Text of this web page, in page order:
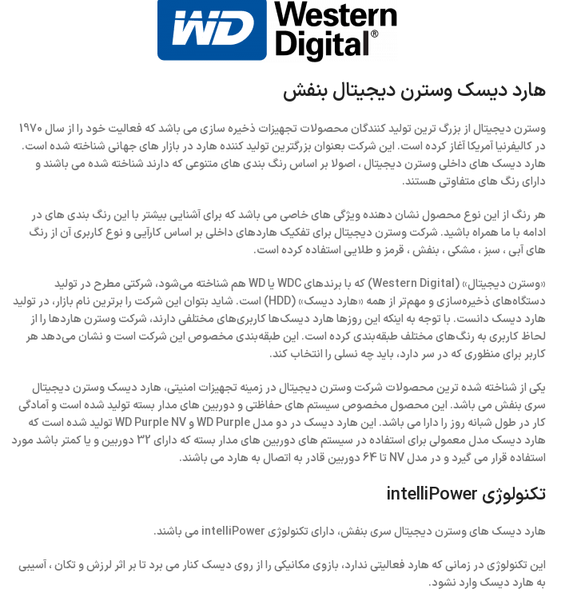
هارد دیسک وسترن دیجیتال بنفش
وسترن دیجیتال از بزرگ ترین تولید کنندگان محصولات تجهیزات ذخیره سازی می باشد که فعالیت خود را از سال 1970
در کالیفرنیا آمریکا آغاز کرده است. این شرکت بعنوان بزرگترین تولید کننده هارد در بازار های جهانی شناخته شده است.
هارد دیسک های داخلی وسترن دیجیتال ، اصولا بر اساس رنگ بندی های متنوعی که دارند شناخته شده می باشند و
دارای رنگ های متفاوتی هستند.
هر رنگ از این نوع محصول نشان دهنده ویژگی های خاصی می باشد که برای آشنایی بیشتر با این رنگ بندی های در
ادامه با ما همراه باشید. شرکت وسترن دیجیتال برای تفکیک هاردهای داخلی بر اساس کارآیی و نوع کاربری آن از رنگ
های آبی ، سبز ، مشکی ، بنفش ، قرمز و طلایی استفاده کرده است.
«وسترن دیجیتال» (Western Digital) که با برند‌های WDC یا WD هم شناخته می‌شود، شرکتی مطرح در تولید
دستگا‌ه‌های ذخیره‌سازی و مهم‌تر از همه «هارد دیسک‌» (HDD) است. شاید بتوان این شرکت را برترین نام بازار، در تولید
هارد دیسک دانست. با توجه به اینکه این روزها هارد دیسک‌ها کاربری‌های مختلفی دارند، شرکت وسترن هارد‌ها را از
لحاظ کاربری به رنگ‌های مختلف طبقه‌بندی کرده است. این طبقه‌بندی مخصوص این شرکت است و نشان می‌دهد هر
کاربر برای منظوری که در سر دارد، باید چه نسلی را انتخاب کند.
یکی از شناخته شده ترین محصولات شرکت وسترن دیجیتال در زمینه تجهیزات امنیتی، هارد دیسک وسترن دیجیتال
سری بنفش می باشد. این محصول مخصوص سیستم های حفاظتی و دوربین های مدار بسته تولید شده است و آمادگی
کار در طول شبانه روز را دارا می باشد. این هارد دیسک در دو مدل WD Purple و WD Purple NV تولید شده است که
هارد دیسک مدل معمولی برای استفاده در سیستم های دوربین های مدار بسته که دارای 32 دوربین و یا کمتر باشد مورد
استفاده قرار می گیرد و در مدل NV تا 64 دوربین قادر به اتصال به هارد می باشند.
تکنولوژی intelliPower
هارد دیسک های وسترن دیجیتال سری بنفش، دارای تکنولوژی intelliPower می باشند.
این تکنولوژی در زمانی که هارد فعالیتی ندارد، بازوی مکانیکی را از روی دیسک کنار می برد تا بر اثر لرزش و تکان ، آسیبی
به هارد دیسک وارد نشود.